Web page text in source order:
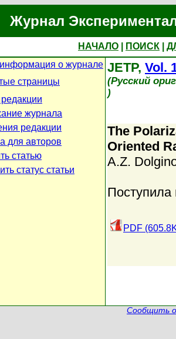
Журнал
НАЧАЛО ПОИСК
о журнале
страницы
журнала
редакции
для авторов
статью
статус статьи
JETP, Vol.
(Русский
)
The
Oriented
A.Z.
PDF
Сообщить о